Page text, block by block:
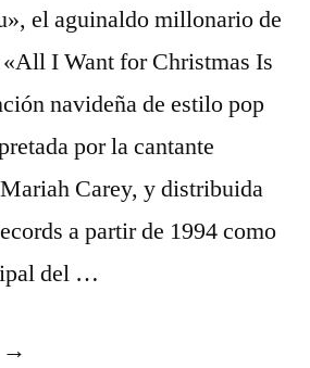
el aguinaldo millonario de
I Want for Christmas Is
navideña de estilo pop
por la cantante
Carey, y distribuida
a partir de 1994 como
del …